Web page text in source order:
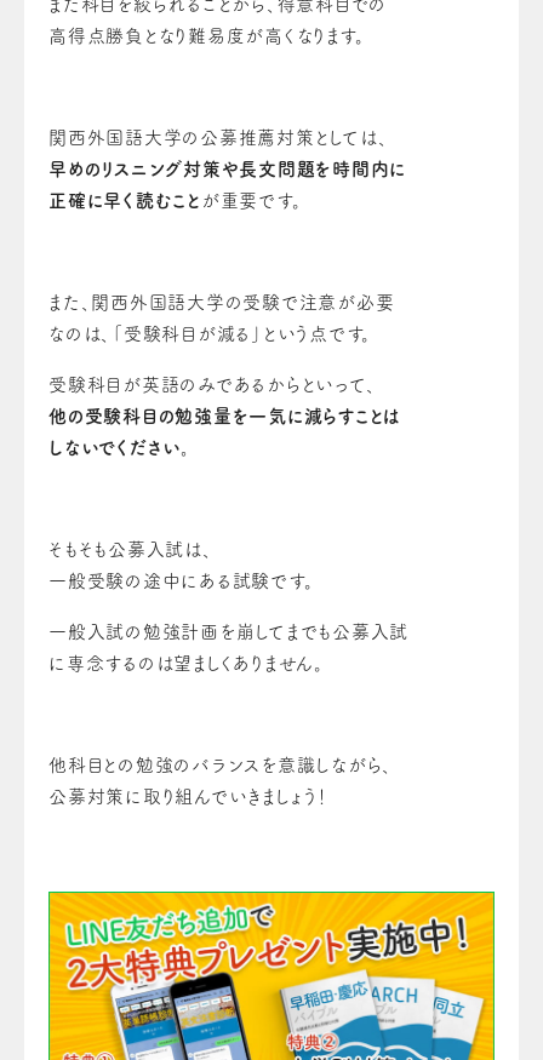
また科目を絞られることから、得意科目での
高得点勝負となり難易度が高くなります。
関西外国語大学の公募推薦対策としては、
早めのリスニング対策や長文問題を時間内に
正確に早く読むこと が重要です。
また、関西外国語大学の受験で注意が必要
なのは、「受験科目が減る」という点です。
受験科目が英語のみであるからといって、
他の受験科目の勉強量を一気に減らすことは
しないでください。
そもそも公募入試は、
一般受験の途中にある試験です。
一般入試の勉強計画を崩してまでも公募入試
に専念するのは望ましくありません。
他科目との勉強のバランスを意識しながら、
公募対策に取り組んでいきましょう！